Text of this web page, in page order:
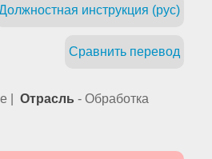
инструкция (рус)
Сравнить перевод
| Отрасль - Обработка